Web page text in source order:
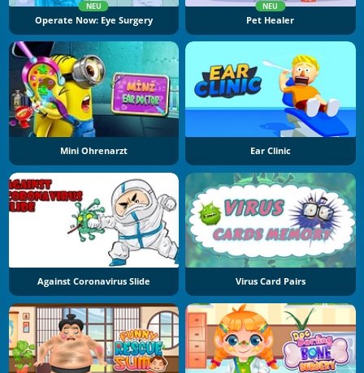
NEU
Operate Now: Eye Surgery
NEU
Pet Healer
Mini Ohrenarzt Ear Clinic
Against Coronavirus Slide Virus Card Pairs